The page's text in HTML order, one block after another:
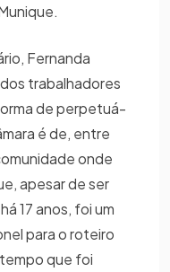
Fernanda
trabalhadores
de perpetuá-
é de, entre
onde
apesar de ser
17 anos, foi um
para o roteiro
que foi